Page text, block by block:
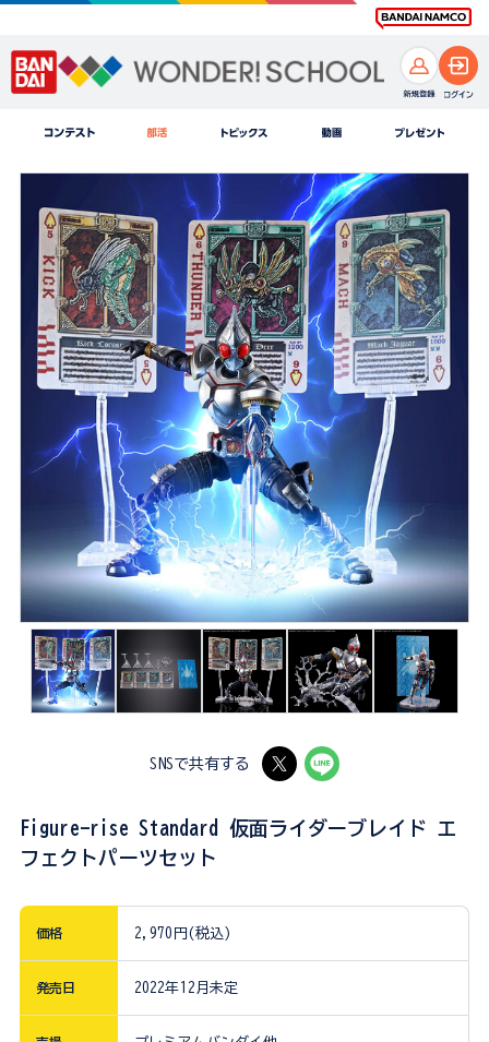
SNSで共有する
Figure-rise Standard 仮面ライダーブレイド エ
フェクトパーツセット
価格 2,970円(税込)
発売日 2022年12月未定